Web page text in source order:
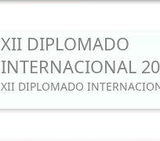
XII DIPLOMADO
INTERNACIONAL
XII DIPLOMADO